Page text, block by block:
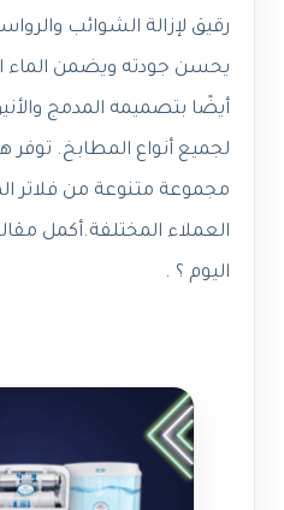
رقيق لإزالة الشوائب
يحسن جودته ويضمن الماء
أيضًا بتصميمه المدمج
لجميع أنواع المطابخ. توفر
مجموعة متنوعة من فلاتر
العملاء المختلفة.أكمل
اليوم ؟ .